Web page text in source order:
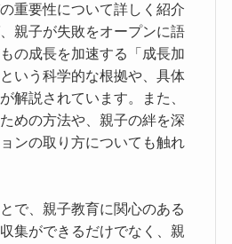
重要性について詳しく紹介
親子が失敗をオープンに語
の成長を加速する「成長加
いう科学的な根拠や、具体
解説されています。また、
めの方法や、親子の絆を深
ンの取り方についても触れ
で、親子教育に関心のある
集ができるだけでなく、親